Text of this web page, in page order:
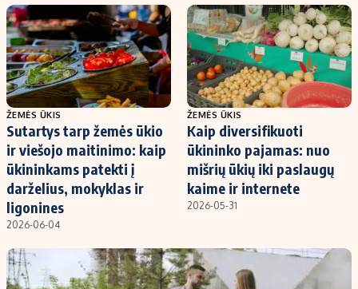
Regionų naujienos
Indėlių palūkanos
ŽEMĖS ŪKIS
Sutartys tarp žemės ūkio
ir viešojo maitinimo: kaip
ūkininkams patekti į
darželius, mokyklas ir
ligonines
2026-06-04
ŽEMĖS ŪKIS
Kaip diversifikuoti
ūkininko pajamas: nuo
mišrių ūkių iki paslaugų
kaime ir internete
2026-05-31